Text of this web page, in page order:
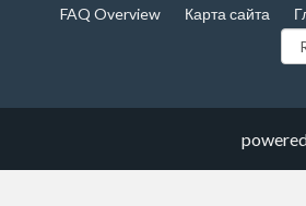
FAQ Overview
Карта сайта